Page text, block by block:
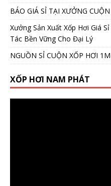
BÁO GIÁ SỈ TẠI XƯỞNG
Xưởng Sản Xuất Xốp Hơi Giá
Tác Bền Vững Cho Đại Lý
NGUỒN SỈ CUỘN XỐP HƠI
XỐP HƠI NAM PHÁT